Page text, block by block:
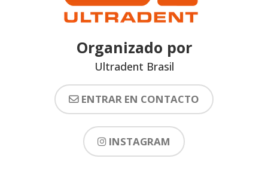
Organizado por
Ultradent Brasil
ENTRAR EN CONTACTO
INSTAGRAM